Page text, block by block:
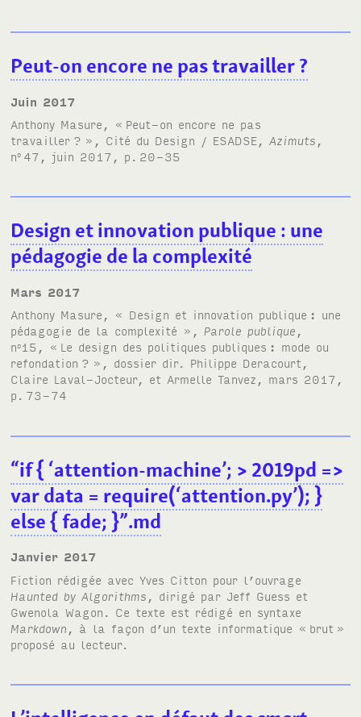
Peut-on encore ne pas travailler?
juin 2017
Anthony Masure, « Peut-on encore ne pas
travailler ? », Cité du Design / ESADSE,Azimuts ,
no 47, juin 2017, p. 20-35
Design et innovation publique : une
pédagogie de la complexité
mars 2017
Anthony Masure, « Design et innovation publique : une
pédagogie de la complexité » , Parole publique ,
no15, « Le design des politiques publiques : mode ou
refondation ? », dossier dir. Philippe Deracourt,
Claire Laval-Jocteur, et Armelle Tanvez, mars 2017,
p. 73-74
“if { ‘attention-machine’; > 2019pd =>
var data = require(‘attention.py’); }
else { fade; }”.md
janvier 2017
Fiction rédigée avec Yves Citton pour l’ouvrage
Haunted by Algorithms , dirigé par Jeff Guess et
Gwenola Wagon. Ce texte est rédigé en syntaxe
Markdown , à la façon d’un texte informatique « brut »
proposé au lecteur.